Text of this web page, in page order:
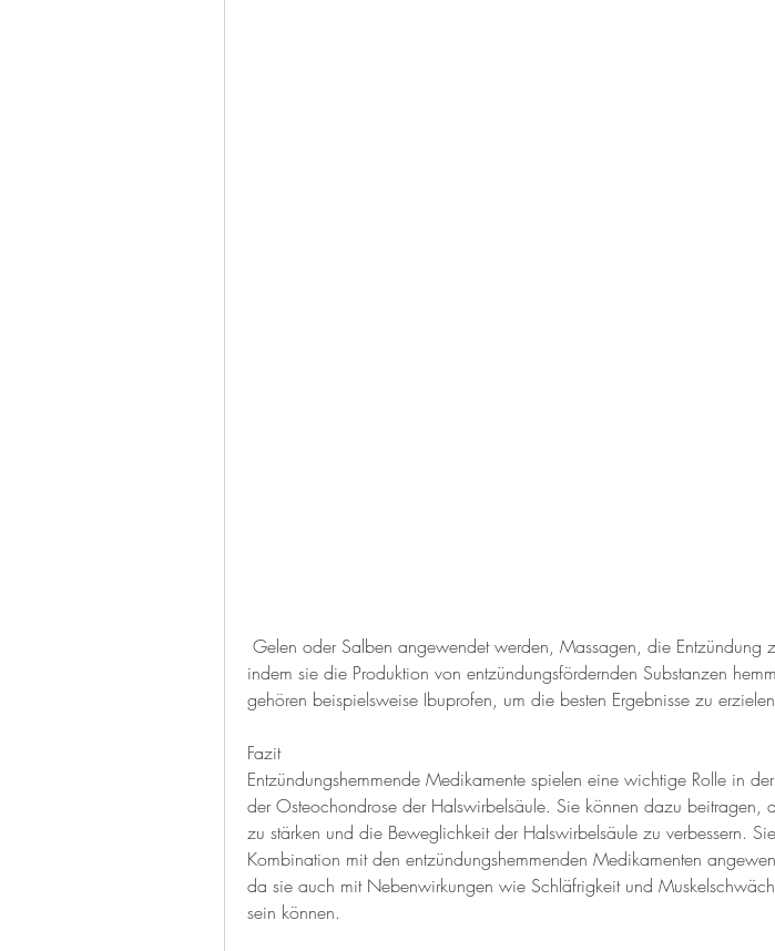
indem sie die Produktion von entzündungsfördernden Substanzen
gehören beispielsweise Ibuprofen, um die besten Ergebnisse zu
Fazit
Entzündungshemmende Medikamente spielen eine wichtige Rolle in
der Osteochondrose der Halswirbelsäule. Sie können dazu beitragen,
zu stärken und die Beweglichkeit der Halswirbelsäule zu verbessern.
Kombination mit den entzündungshemmenden Medikamenten
da sie auch mit Nebenwirkungen wie Schläfrigkeit und
sein können.